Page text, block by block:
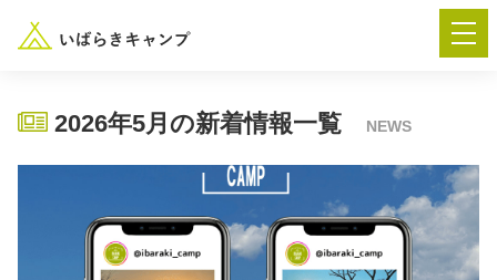
― AUTUMN FESTA 2026 ―
イベント-トップ
2026年5月の新着情報一覧 NEWS